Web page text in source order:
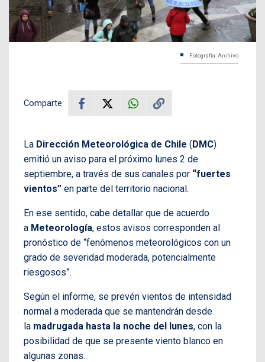
Fotografía: Archivo
Comparte
La Dirección Meteorológica de Chile ( DMC)
emitió un aviso para el próximo lunes 2 de
septiembre, a través de sus canales por “fuertes
vientos” en parte del territorio nacional.
En ese sentido, cabe detallar que de acuerdo
a Meteorología, estos avisos corresponden al
pronóstico de “fenómenos meteorológicos con un
grado de severidad moderada, potencialmente
riesgosos”.
Según el informe, se prevén vientos de intensidad
normal a moderada que se mantendrán desde
la madrugada hasta la noche del lunes, con la
posibilidad de que se presente viento blanco en
algunas zonas.